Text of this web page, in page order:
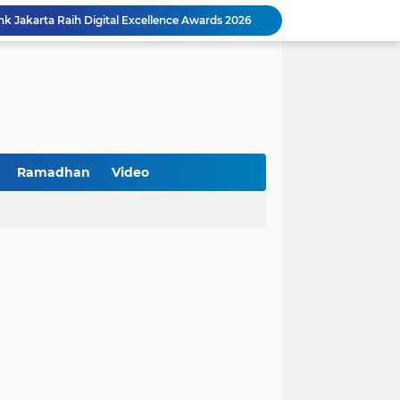
Jakarta Raih Digital Excellence Awards 2026
Peringatan HAN 2026, Pemerintah Pusat Apresiasi Komitmen Surabaya Penuhi Hak dan Lindungi Anak
Kikin Siapkan Program untuk Memajukan NU
Ramadhan Video